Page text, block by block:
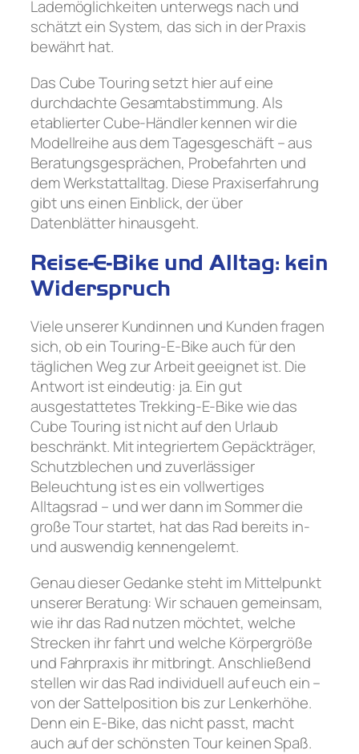
Lademöglichkeiten unterwegs nach und
schätzt ein System, das sich in der Praxis
bewährt hat.
Das Cube Touring setzt hier auf eine
durchdachte Gesamtabstimmung. Als
etablierter Cube-Händler kennen wir die
Modellreihe aus dem Tagesgeschäft – aus
Beratungsgesprächen, Probefahrten und
dem Werkstattalltag. Diese Praxiserfahrung
gibt uns einen Einblick, der über
Datenblätter hinausgeht.
Reise-E-Bike und Alltag: kein
Widerspruch
Viele unserer Kundinnen und Kunden fragen
sich, ob ein Touring-E-Bike auch für den
täglichen Weg zur Arbeit geeignet ist. Die
Antwort ist eindeutig: ja. Ein gut
ausgestattetes Trekking-E-Bike wie das
Cube Touring ist nicht auf den Urlaub
beschränkt. Mit integriertem Gepäckträger,
Schutzblechen und zuverlässiger
Beleuchtung ist es ein vollwertiges
Alltagsrad – und wer dann im Sommer die
große Tour startet, hat das Rad bereits in-
und auswendig kennengelernt.
Genau dieser Gedanke steht im Mittelpunkt
unserer Beratung: Wir schauen gemeinsam,
wie ihr das Rad nutzen möchtet, welche
Strecken ihr fahrt und welche Körpergröße
und Fahrpraxis ihr mitbringt. Anschließend
stellen wir das Rad individuell auf euch ein –
von der Sattelposition bis zur Lenkerhöhe.
Denn ein E-Bike, das nicht passt, macht
auch auf der schönsten Tour keinen Spaß.